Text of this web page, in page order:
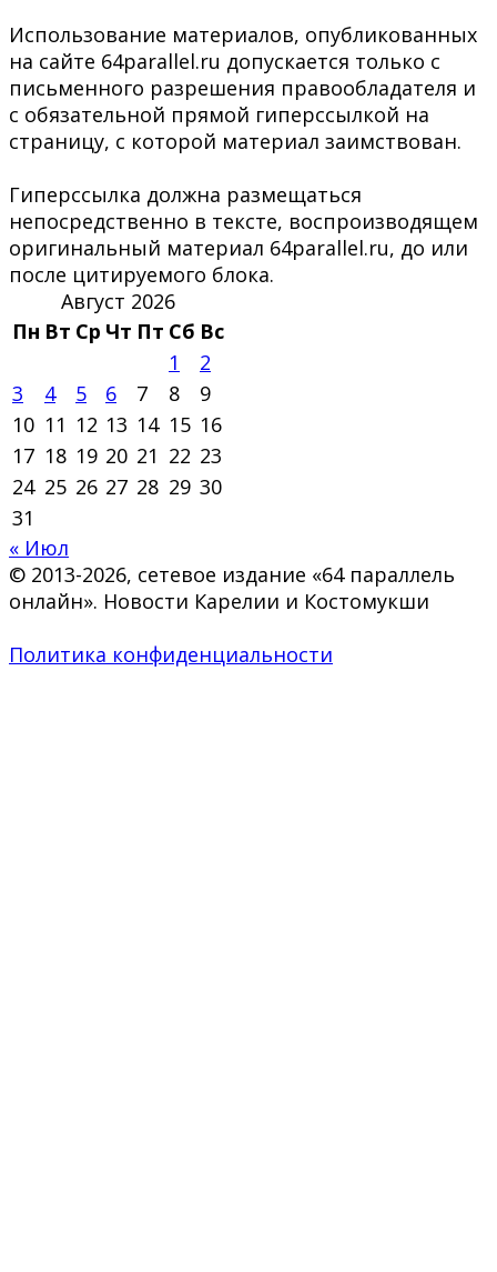
Использование материалов, опубликованных
на сайте 64parallel.ru допускается только с
письменного разрешения правообладателя и
с обязательной прямой гиперссылкой на
страницу, с которой материал заимствован.
Гиперссылка должна размещаться
непосредственно в тексте, воспроизводящем
оригинальный материал 64parallel.ru, до или
после цитируемого блока.
Август 2026
Пн Вт Ср Чт Пт Сб Вс
1
2
3
4 5 6 7 8
9
10 11 12 13 14 15 16
17 18 19 20 21 22 23
24 25 26 27 28 29 30
31
« Июл
© 2013-2026, сетевое издание «64 параллель
онлайн». Новости Карелии и Костомукши
Политика конфиденциальности